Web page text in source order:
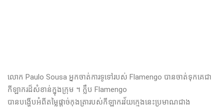
លោក Paulo Sousa អ្នកចាត់ការទូទៅរបស់ Flamengo បានចាត់ទុកគេជា
កីឡាករដ៏សំខាន់ក្នុងក្រុម ។​ ក្លឹប Flamengo
បានបង្ហើបអំពីតម្លៃផ្តាច់កុងត្រា​របស់កីឡាករវ័យក្មេងនេះប្រមាណជាង